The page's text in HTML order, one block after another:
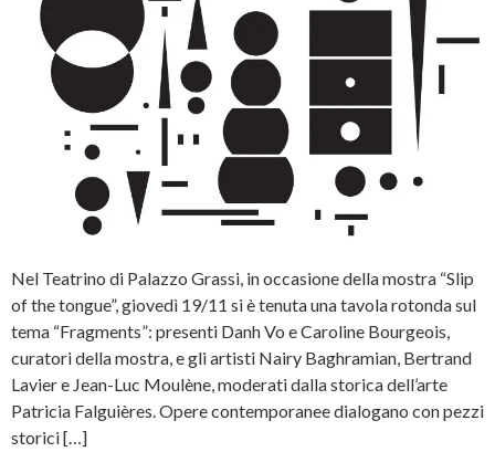
Nel Teatrino di Palazzo Grassi, in occasione della mostra “Slip
of the tongue”, giovedì 19/11 si è tenuta una tavola rotonda sul
tema “Fragments”: presenti Danh Vo e Caroline Bourgeois,
curatori della mostra, e gli artisti Nairy Baghramian, Bertrand
Lavier e Jean-Luc Moulène, moderati dalla storica dell’arte
Patricia Falguières. Opere contemporanee dialogano con pezzi
storici […]